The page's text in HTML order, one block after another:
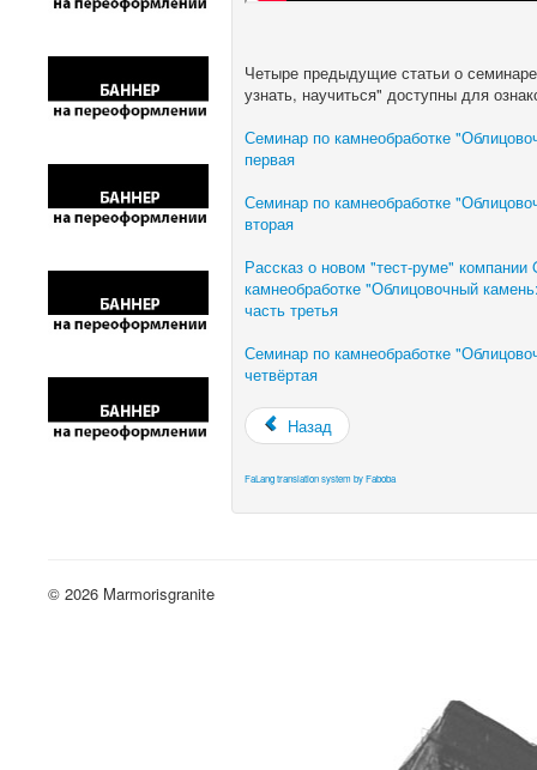
Четыре предыдущие статьи о
узнать, научиться" доступны для
Семинар по камнеобработке
первая
Семинар по камнеобработке
вторая
Рассказ о новом "тест-руме"
камнеобработке "Облицовочный
часть третья
Семинар по камнеобработке
четвёртая
Назад
FaLang translation system by Faboba
© 2026 Marmorisgranite